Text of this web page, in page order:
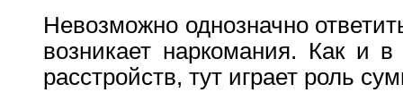
Невозможно однозначно
возникает наркомания. Как и в
расстройств, тут играет роль